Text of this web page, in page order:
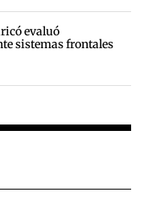
evaluó
sistemas frontales